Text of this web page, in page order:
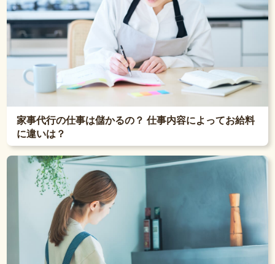
家事代行の仕事は儲かるの？ 仕事内容によってお給料
に違いは？